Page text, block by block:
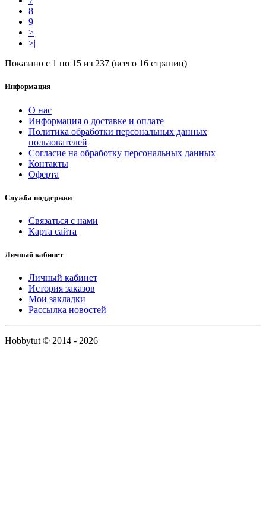
8
9
>
>|
Показано с 1 по 15 из 237 (всего 16 страниц)
Информация
О нас
Информация о доставке и оплате
Политика обработки персональных данных
пользователей
Согласие на обработку персональных данных
Контакты
Оферта
Служба поддержки
Связаться с нами
Карта сайта
Личный кабинет
Личный кабинет
История заказов
Мои закладки
Рассылка новостей
Hobbytut © 2014 - 2026